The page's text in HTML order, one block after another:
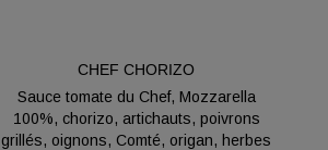
CHEF CHORIZO
Sauce tomate du Chef, Mozzarella
100%, chorizo, artichauts, poivrons
grillés, oignons, Comté, origan, herbes